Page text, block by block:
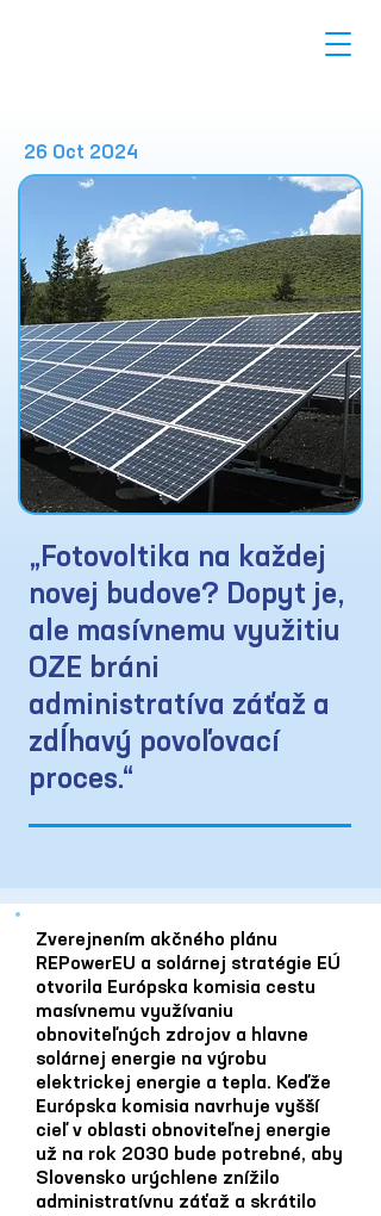
26 Oct 2024
„Fotovoltika na každej
novej budove? Dopyt je,
ale masívnemu využitiu
OZE bráni
administratíva záťaž a
zdĺhavý povoľovací
proces.“
Zverejnením akčného plánu
REPowerEU a solárnej stratégie EÚ
otvorila Európska komisia cestu
masívnemu využívaniu
obnoviteľných zdrojov a hlavne
solárnej energie na výrobu
elektrickej energie a tepla. Keďže
Európska komisia navrhuje vyšší
cieľ v oblasti obnoviteľnej energie
už na rok 2030 bude potrebné, aby
Slovensko urýchlene znížilo
administratívnu záťaž a skrátilo